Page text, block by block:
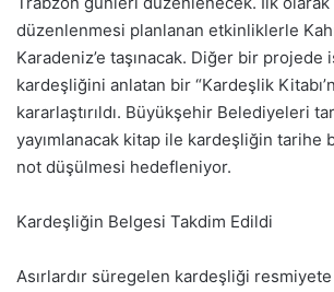
düzenlenmesi planlanan etkinliklerle
Karadeniz’e taşınacak. Diğer bir projede
kardeşliğini anlatan bir “Kardeşlik
kararlaştırıldı. Büyükşehir Belediyeleri
yayımlanacak kitap ile kardeşliğin tarihe
not düşülmesi hedefleniyor.
Kardeşliğin Belgesi Takdim Edildi
Asırlardır süregelen kardeşliği